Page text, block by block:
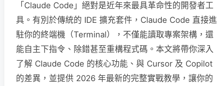
「Claude Code」絕對是近年來最具革命性的開發者工
具。有別於傳統的 IDE 擴充套件，Claude Code 直接進
駐你的終端機（Terminal），不僅能讀取專案架構，還
能自主下指令、除錯甚至重構程式碼。本文將帶你深入
了解 Claude Code 的核心功能、與 Cursor 及 Copilot
的差異，並提供 2026 年最新的完整實戰教學，讓你的